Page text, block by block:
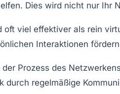
Dies wird nicht nur Ihr
oft viel effektiver als rein
Interaktionen
der Prozess des
durch regelmäßige